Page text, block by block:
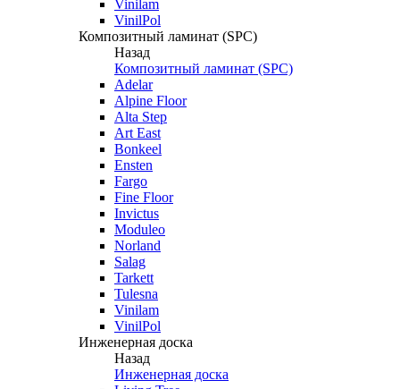
Vinilam
VinilPol
Композитный ламинат (SPC)
Назад
Композитный ламинат (SPC)
Adelar
Alpine Floor
Alta Step
Art East
Bonkeel
Ensten
Fargo
Fine Floor
Invictus
Moduleo
Norland
Salag
Tarkett
Tulesna
Vinilam
VinilPol
Инженерная доска
Назад
Инженерная доска